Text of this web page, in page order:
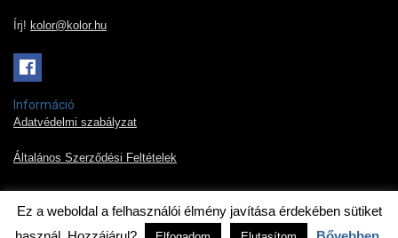
Írj! kolor@kolor.hu
Információ
Adatvédelmi szabályzat
Általános Szerződési Feltételek
2019 © Kolor Pont Kft.
Ez a weboldal a felhasználói élmény javítása érdekében sütiket